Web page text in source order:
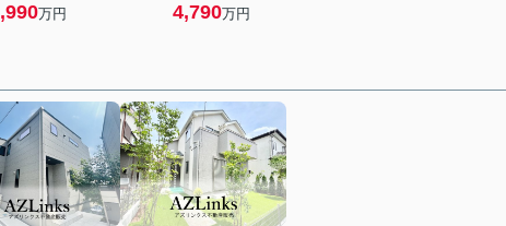
万円 4,790万円